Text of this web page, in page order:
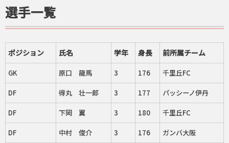
選手一覧
ポジション 氏名 学年 身長 前所属チーム
GK 原口 龍馬 3 176 千里丘FC
DF 得丸 壮一郎 3 177 パッシーノ伊丹
DF 下岡 翼 3 180 千里丘FC
DF 中村 俊介 3 176 ガンバ大阪